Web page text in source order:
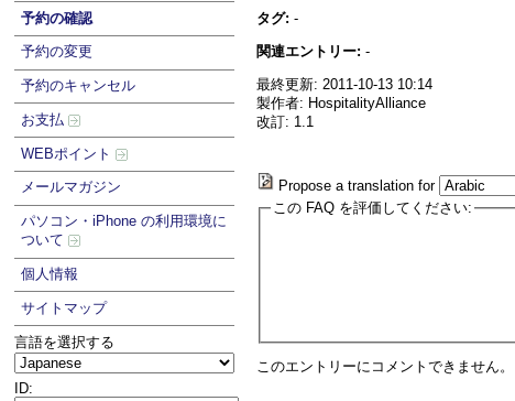
予約の確認
予約の変更
予約のキャンセル
お支払
WEBポイント
メールマガジン
パソコン・iPhone の利用環境に
ついて
個人情報
サイトマップ
言語を選択する
ID:
タグ: -
関連エントリー: -
最終更新: 2011-10-13 10:14
製作者: HospitalityAlliance
改訂: 1.1
Propose a translation for
この FAQ を評価してください:
このエントリーにコメントできません。